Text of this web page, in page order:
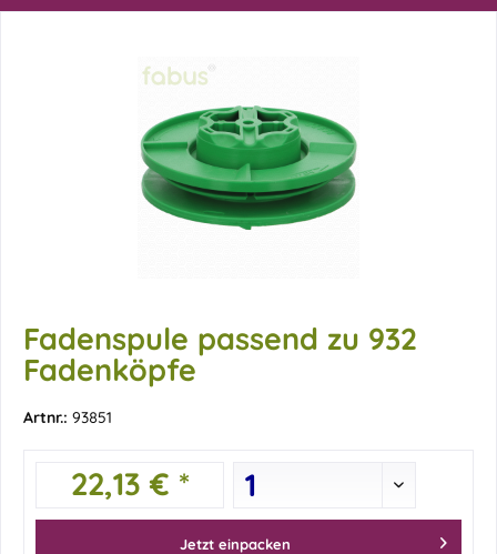
Fadenspule passend zu 932
Fadenköpfe
Artnr.: 93851
22,13 € *
Jetzt einpacken